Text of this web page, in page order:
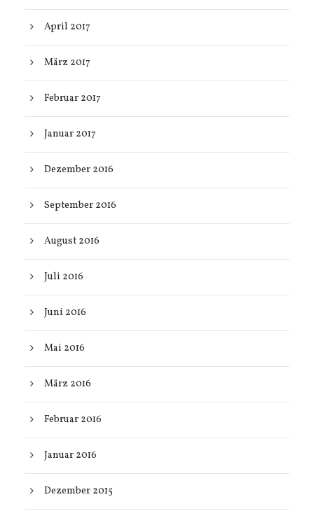
April 2017
März 2017
Februar 2017
Januar 2017
Dezember 2016
September 2016
August 2016
Juli 2016
Juni 2016
Mai 2016
März 2016
Februar 2016
Januar 2016
Dezember 2015